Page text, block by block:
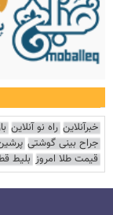
خبرآنلاین راه نو آنلاین
جراح بینی گوشتی
قیمت طلا امروز بلیط